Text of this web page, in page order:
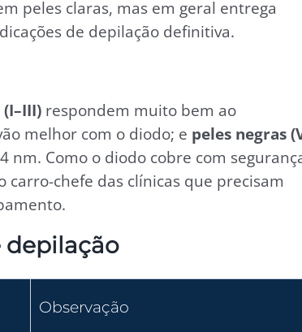
peles claras, mas em geral entrega
de depilação definitiva.
respondem muito bem ao
melhor com o diodo; e peles negras
nm. Como o diodo cobre com
chefe das clínicas que precisam
depilação
Observação